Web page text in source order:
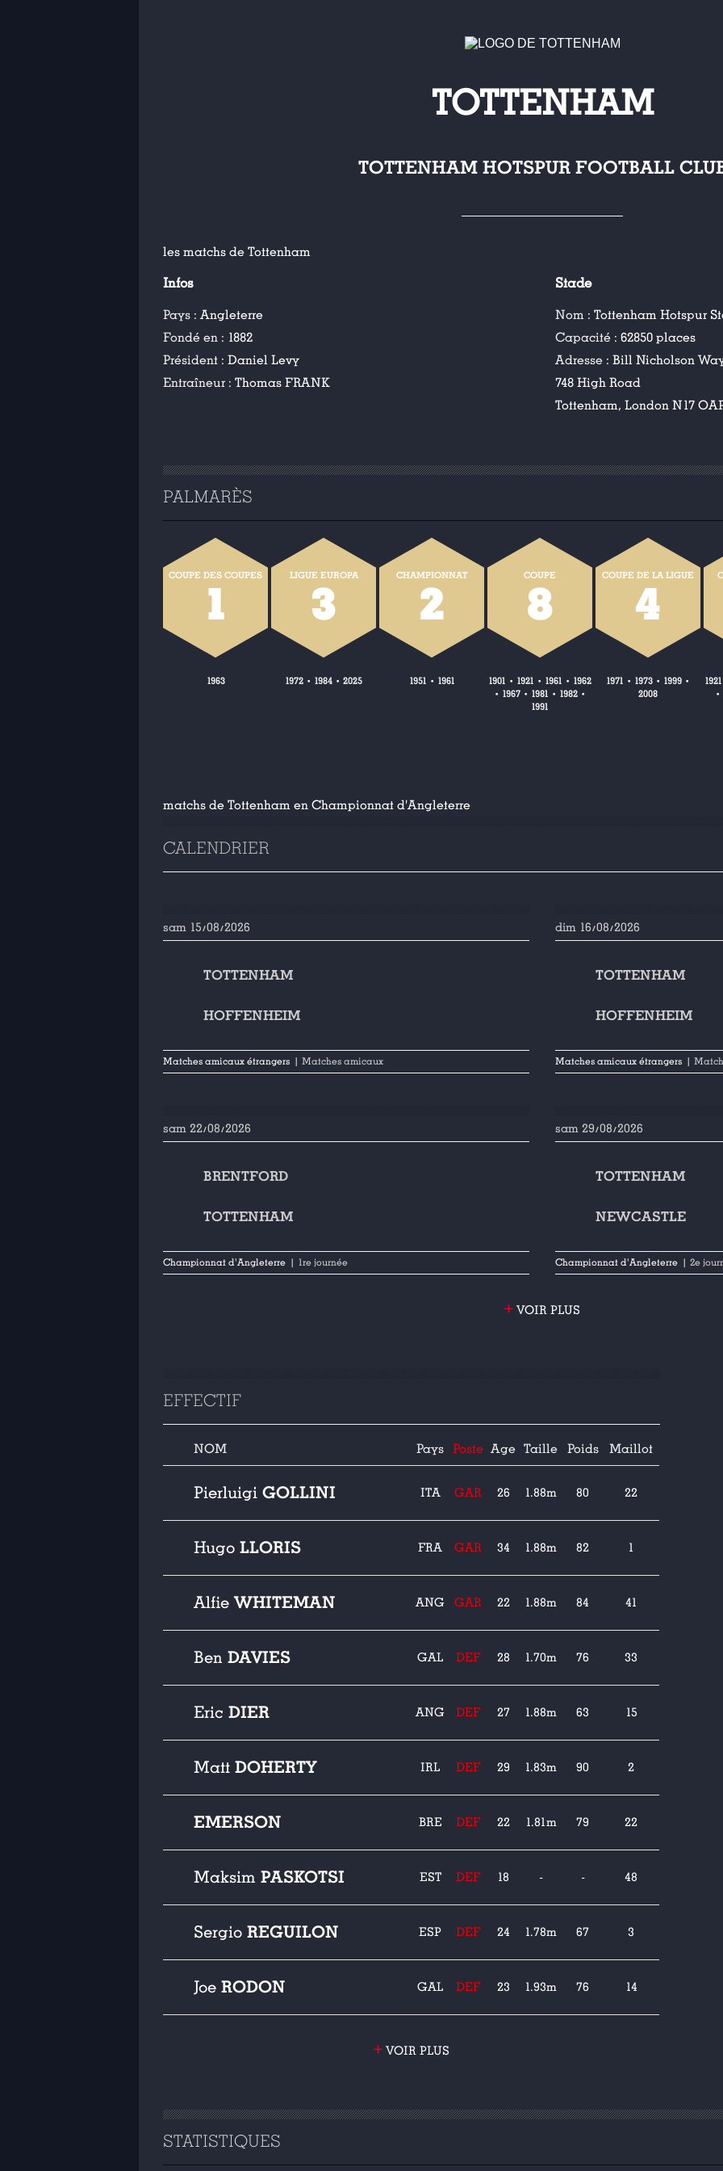
TOTTENHAM
TOTTENHAM HOTSPUR FOOTBALL
les matchs de Tottenham
Infos
Pays : Angleterre
Fondé en : 1882
Président : Daniel Levy
Entraîneur : Thomas FRANK
Stade
Nom :Tottenham Hotspur
Capacité :62850 places
Adresse :Bill Nicholson
748 High Road
Tottenham, London N17
PALMARÈS
COUPE DES COUPES
1
1963
LIGUE EUROPA
3
1972 • 1984 • 2025
CHAMPIONNAT
2
1951 • 1961
COUPE
8
1901 • 1921 • 1961 • 1962
• 1967 • 1981 • 1982 •
1991
COUPE DE LA LIGUE
4
1971 • 1973 • 1999 •
2008
1921
•
matchs de Tottenham en Championnat d'Angleterre
CALENDRIER
sam 15/08/2026
TOTTENHAM
HOFFENHEIM
Matches amicaux étrangers | Matches amicaux
dim 16/08/2026
TOTTENHAM
HOFFENHEIM
Matches amicaux étrangers |
sam 22/08/2026
BRENTFORD
TOTTENHAM
Championnat d'Angleterre | 1re journée
sam 29/08/2026
TOTTENHAM
NEWCASTLE
Championnat d'Angleterre | 2e
+ VOIR PLUS
EFFECTIF
NOM Pays Poste Age Taille Poids Maillot
Pierluigi GOLLINI ITA GAR 26 1.88m 80 22
Hugo LLORIS FRA GAR 34 1.88m 82 1
AlfieWHITEMAN ANG GAR 22 1.88m 84 41
Ben DAVIES GAL DEF 28 1.70m 76 33
Eric DIER ANG DEF 27 1.88m 63 15
Matt DOHERTY IRL DEF 29 1.83m 90 2
EMERSON BRE DEF 22 1.81m 79 22
Maksim PASKOTSI EST DEF 18 - - 48
Sergio REGUILON ESP DEF 24 1.78m 67 3
Joe RODON GAL DEF 23 1.93m 76 14
+VOIR PLUS
STATISTIQUES